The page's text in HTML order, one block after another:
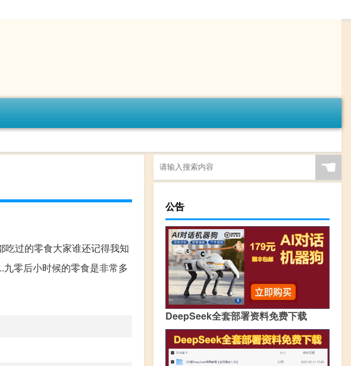
过的零食大家谁还记得我知
零后小时候的零食是非常多
☚
公告
DeepSeek全套部署资料免费下载